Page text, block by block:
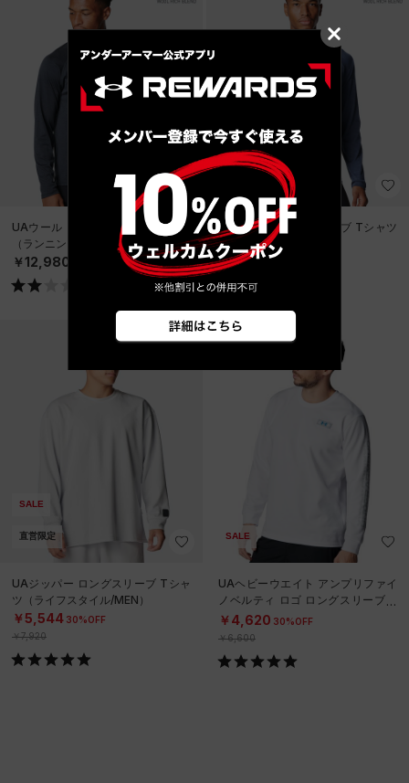
UAウール ロングスリーブ Tシャツ
（ランニング/MEN）
￥12,980
UAウール ロングスリーブ Tシャツ
（ランニング/MEN）
￥12,980
SALE
直営限定
UAジッパー ロングスリーブ Tシャ
ツ（ライフスタイル/MEN）
￥5,544 30%OFF
￥7,920
SALE
UAヘビーウエイト アンプリファイ
ノベルティ ロゴ ロングスリーブ T
シャツ（ライフスタイル/MEN）
￥4,620 30%OFF
￥6,600